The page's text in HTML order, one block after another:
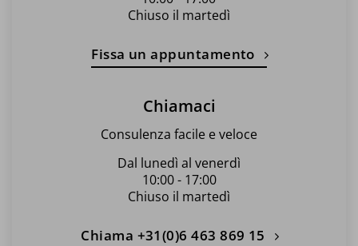
Chiuso il martedì
Fissa un appuntamento
Chiamaci
Consulenza facile e veloce
Dal lunedì al venerdì
10:00 - 17:00
Chiuso il martedì
Chiama +31(0)6 463 869 15